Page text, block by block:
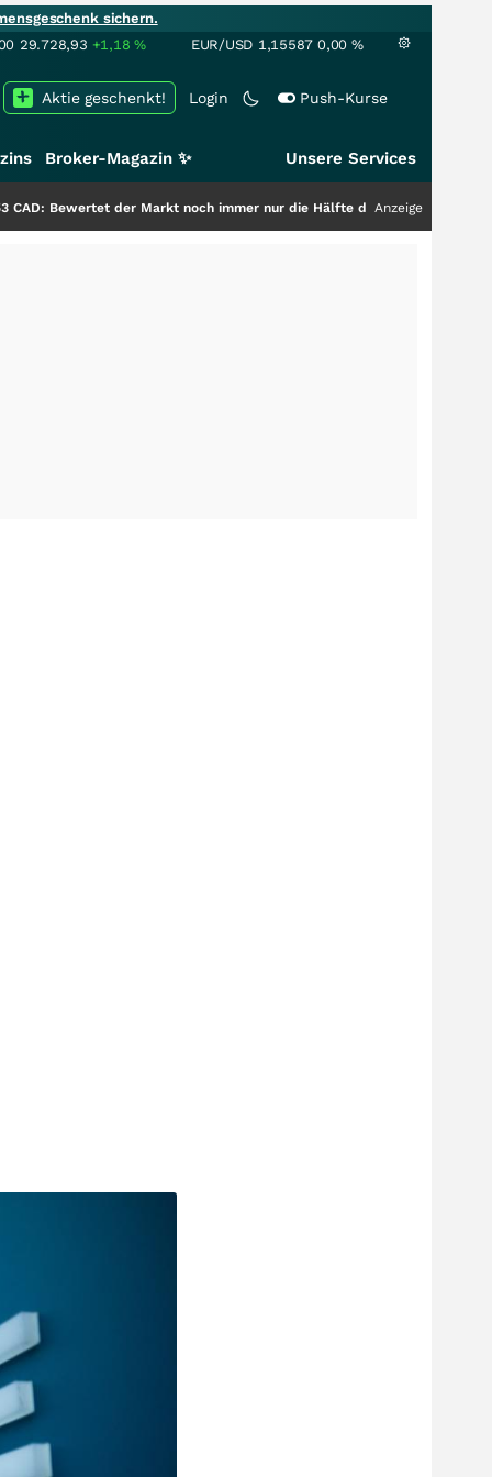
sichern.
29.728,93 +1,18% EUR/USD 1,15587 0,00 %
Login Push-Kurse
Aktie geschenkt!
Broker-Magazin ✨ Unsere Services
der Markt noch immer nur die Hälfte der Story?+++ Anzeige